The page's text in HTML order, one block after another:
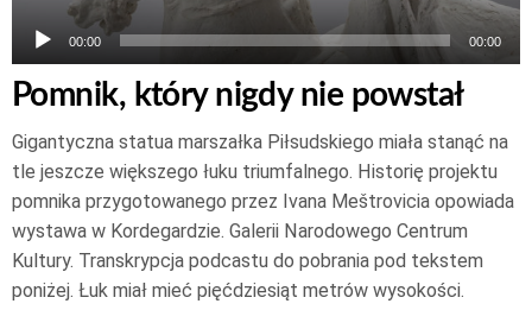
00:00 00:00
Pomnik, który nigdy nie powstał
Gigantyczna statua marszałka Piłsudskiego miała stanąć na
tle jeszcze większego łuku triumfalnego. Historię projektu
pomnika przygotowanego przez Ivana Meštrovicia opowiada
wystawa w Kordegardzie. Galerii Narodowego Centrum
Kultury. Transkrypcja podcastu do pobrania pod tekstem
poniżej. Łuk miał mieć pięćdziesiąt metrów wysokości.